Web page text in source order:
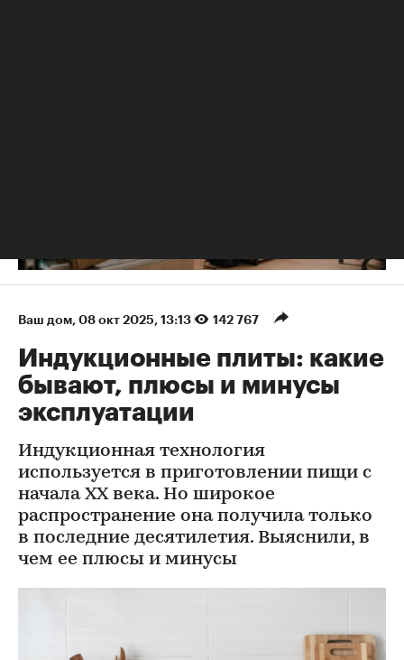
Ваш дом 08 окт 2025, 13:13 142 767
Индукционные плиты: какие
бывают, плюсы и минусы
эксплуатации
Индукционная технология
используется в приготовлении пищи с
начала XX века. Но широкое
распространение она получила только
в последние десятилетия. Выяснили, в
чем ее плюсы и минусы